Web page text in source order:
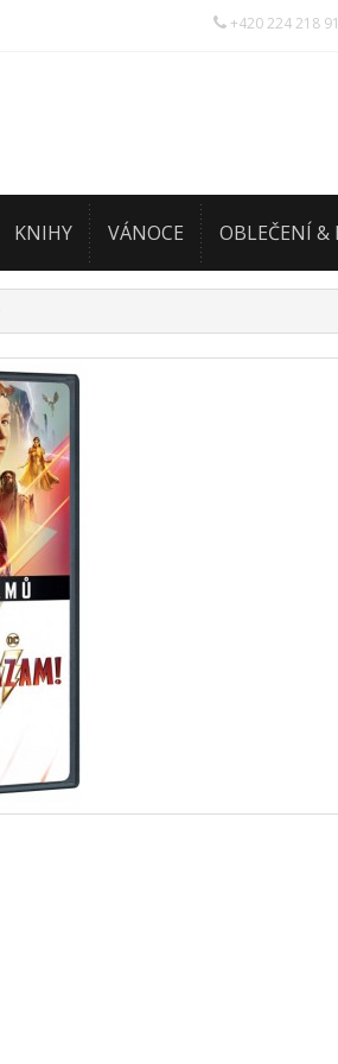
+420 224 218
KNIHY VÁNOCE OBLEČENÍ &